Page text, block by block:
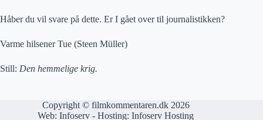
Håber du vil svare på dette. Er I gået over til journalistikken?
Varme hilsener Tue (Steen Müller)
Still: Den hemmelige krig.
Copyright © filmkommentaren.dk 2026
Web:Infoserv - Hosting:Infoserv Hosting